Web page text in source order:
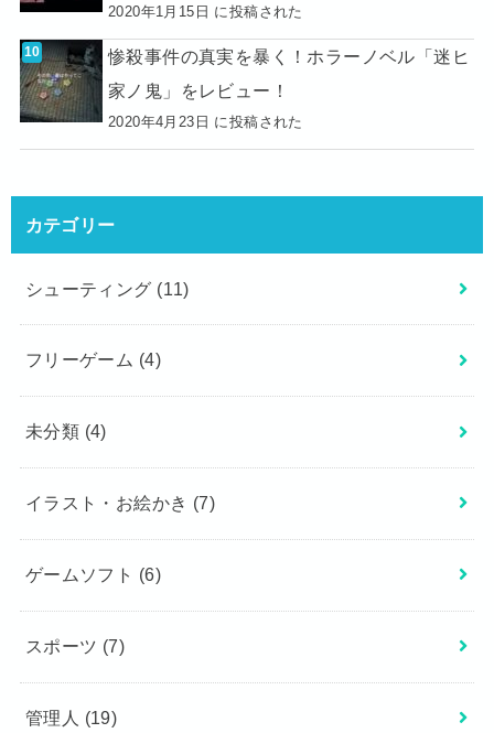
2020年1月15日 に投稿された
惨殺事件の真実を暴く！ホラーノベル「迷ヒ
家ノ鬼」をレビュー！
2020年4月23日 に投稿された
カテゴリー
シューティング (11)
フリーゲーム (4)
未分類 (4)
イラスト・お絵かき (7)
ゲームソフト (6)
スポーツ (7)
管理人 (19)